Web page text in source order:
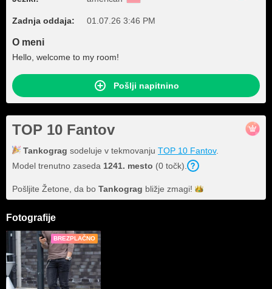
Zadnja oddaja: 01.07.26 3:46 PM
O meni
Hello, welcome to my room!
Pošlji napitnino
TOP 10 Fantov
Tankograg sodeluje v tekmovanju TOP 10 Fantov.
Model trenutno zaseda 1241. mesto (0 točk).
Pošljite Žetone, da bo Tankograg bližje zmagi!
Fotografije
BREZPLAČNO